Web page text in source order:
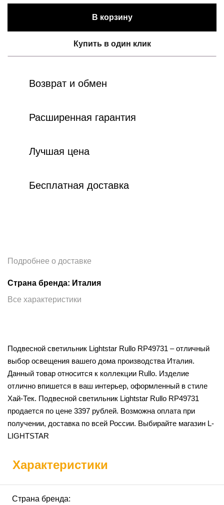
В корзину
Купить в один клик
Возврат и обмен
Расширенная гарантия
Лучшая цена
Бесплатная доставка
Подробнее о доставке
Страна бренда: Италия
Все характеристики
Подвесной светильник Lightstar Rullo RP49731 – отличный
выбор освещения вашего дома производства Италия.
Данный товар относится к коллекции Rullo. Изделие
отлично впишется в ваш интерьер, оформленный в стиле
Хай-Тек. Подвесной светильник Lightstar Rullo RP49731
продается по цене 3397 рублей. Возможна оплата при
получении, доставка по всей России. Выбирайте магазин L-
LIGHTSTAR
Характеристики
Страна бренда: